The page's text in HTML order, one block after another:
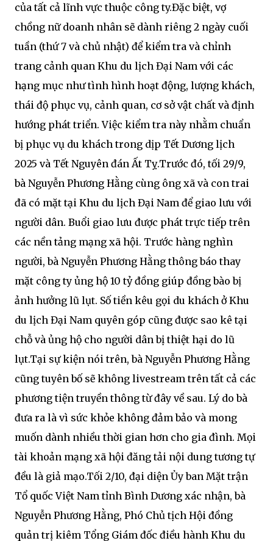
của tất cả lĩnh vực thuộc công ty.Đặc biệt, vợ
chồng nữ doanh nhân sẽ dành riêng 2 ngày cuối
tuần (thứ 7 và chủ nhật) để kiểm tra và chỉnh
trang cảnh quan Khu du lịch Đại Nam với các
hạng mục như tình hình hoạt động, lượng khách,
thái độ phục vụ, cảnh quan, cơ sở vật chất và định
hướng phát triển. Việc kiểm tra này nhằm chuẩn
bị phục vụ du khách trong dịp Tết Dương lịch
2025 và Tết Nguyên đán Ất Tỵ.Trước đó, tối 29/9,
bà Nguyễn Phương Hằng cùng ông xã và con trai
đã có mặt tại Khu du lịch Đại Nam để giao lưu với
người dân. Buổi giao lưu được phát trực tiếp trên
các nền tảng mạng xã hội. Trước hàng nghìn
người, bà Nguyễn Phương Hằng thông báo thay
mặt công ty ủng hộ 10 tỷ đồng giúp đồng bào bị
ảnh hưởng lũ lụt. Số tiền kêu gọi du khách ở Khu
du lịch Đại Nam quyên góp cũng được sao kê tại
chỗ và ủng hộ cho người dân bị thiệt hại do lũ
lụt.Tại sự kiện nói trên, bà Nguyễn Phương Hằng
cũng tuyên bố sẽ không livestream trên tất cả các
phương tiện truyền thông từ đây về sau. Lý do bà
đưa ra là vì sức khỏe không đảm bảo và mong
muốn dành nhiều thời gian hơn cho gia đình. Mọi
tài khoản mạng xã hội đăng tải nội dung tương tự
đều là giả mạo.Tối 2/10, đại diện Ủy ban Mặt trận
Tổ quốc Việt Nam tỉnh Bình Dương xác nhận, bà
Nguyễn Phương Hằng, Phó Chủ tịch Hội đồng
quản trị kiêm Tổng Giám đốc điều hành Khu du